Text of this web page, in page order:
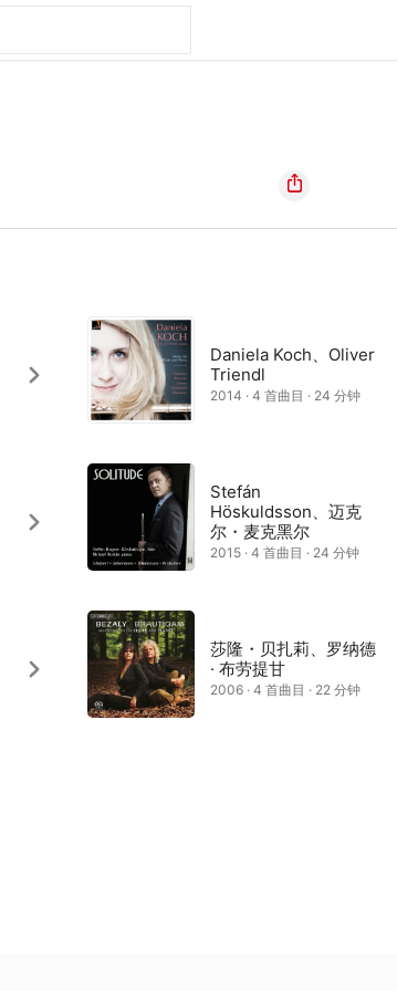
Daniela Koch、Oliver
Triendl
2014 · 4 首曲目 · 24 分钟
Stefán
Höskuldsson、迈克
尔・麦克黑尔
2015 · 4 首曲目 · 24 分钟
莎隆・贝扎莉、罗纳德
· 布劳提甘
2006 · 4 首曲目 · 22 分钟